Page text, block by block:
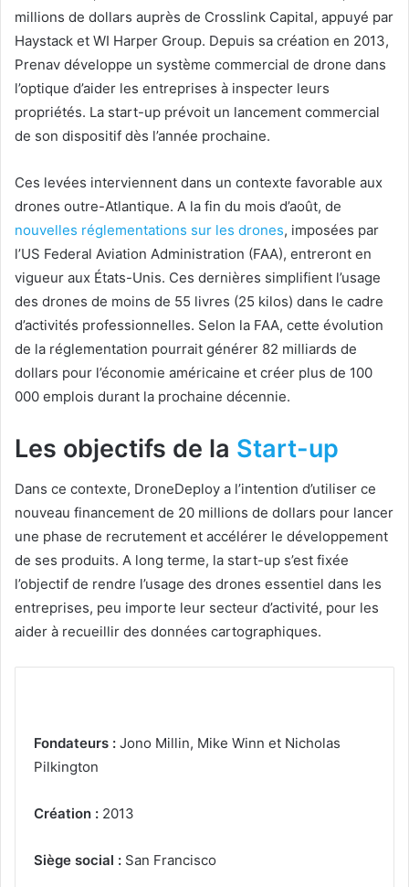
millions de dollars auprès de Crosslink Capital, appuyé par
Haystack et WI Harper Group. Depuis sa création en 2013,
Prenav développe un système commercial de drone dans
l’optique d’aider les entreprises à inspecter leurs
propriétés. La start-up prévoit un lancement commercial
de son dispositif dès l’année prochaine.
Ces levées interviennent dans un contexte favorable aux
drones outre-Atlantique. A la fin du mois d’août, de
nouvelles réglementations sur les drones, imposées par
l’US Federal Aviation Administration (FAA), entreront en
vigueur aux États-Unis. Ces dernières simplifient l’usage
des drones de moins de 55 livres (25 kilos) dans le cadre
d’activités professionnelles. Selon la FAA, cette évolution
de la réglementation pourrait générer 82 milliards de
dollars pour l’économie américaine et créer plus de 100
000 emplois durant la prochaine décennie.
Les objectifs de la Start-up
Dans ce contexte, DroneDeploy a l’intention d’utiliser ce
nouveau financement de 20 millions de dollars pour lancer
une phase de recrutement et accélérer le développement
de ses produits. A long terme, la start-up s’est fixée
l’objectif de rendre l’usage des drones essentiel dans les
entreprises, peu importe leur secteur d’activité, pour les
aider à recueillir des données cartographiques.
Fondateurs : Jono Millin, Mike Winn et Nicholas
Pilkington
Création : 2013
Siège social : San Francisco